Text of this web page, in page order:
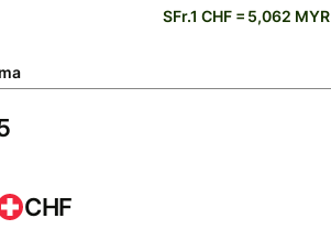
SFr.1 CHF = 5,062 MYR
CHF